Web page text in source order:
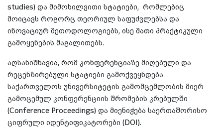
studies) და მიმოხილვითი სტატიები, რომლებიც
მოიცავს როგორც თეორიულ საფუძვლებსა და
ინოვაციურ მეთოდოლოგიებს, ისე მათი პრაქტიკული
გამოყენების მაგალითებს.
აღსანიშნავია, რომ კონფერენციაზე მიღებული და
რეცენზირებული სტატიები გამოქვეყნდება
საქართველოს უნივერსიტეტის გამომცემლობის მიერ
გამოცემულ კონფერენციის შრომების კრებულში
(Conference Proceedings) და მიენიჭება საერთაშორისო
ციფრული იდენტიფიკატორები (DOI).